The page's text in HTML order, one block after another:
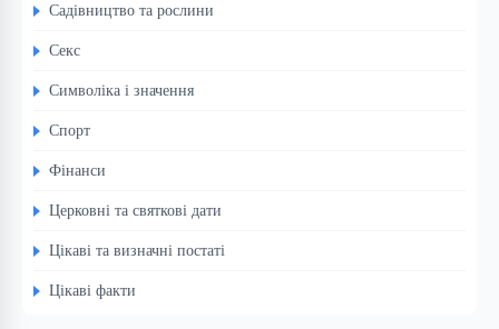
Садівництво та рослини
Секс
Символіка і значення
Спорт
Фінанси
Церковні та святкові дати
Цікаві та визначні постаті
Цікаві факти